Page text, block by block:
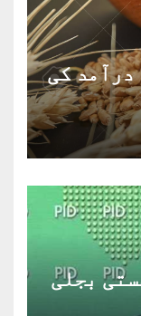
درآمد کی
بجلی